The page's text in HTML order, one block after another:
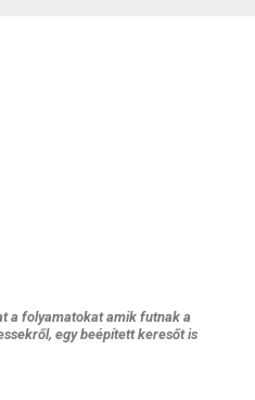
a folyamatokat amik futnak a
egy beépített keresőt is